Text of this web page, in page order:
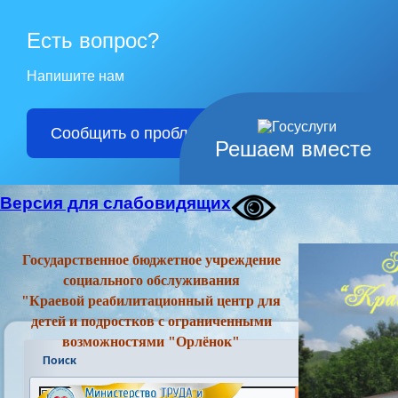
Решаем вместе
Есть вопрос?
Напишите нам
Сообщить о проблеме
Версия для слабовидящих
Государственное бюджетное учреждение
социального обслуживания
"Краевой реабилитационный центр для
детей и подростков с ограниченными
возможностями "Орлёнок"
Поиск